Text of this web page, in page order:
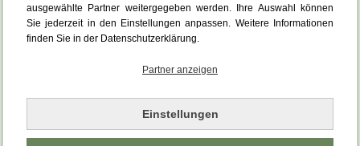
ausgewählte Partner weitergegeben werden. Ihre Auswahl können
Sie jederzeit in den Einstellungen anpassen. Weitere Informationen
finden Sie in der Datenschutzerklärung.
Partner anzeigen
Einstellungen
Leider ist ein technischer Fehler aufgetreten.
Bitte laden Sie die Seite neu.